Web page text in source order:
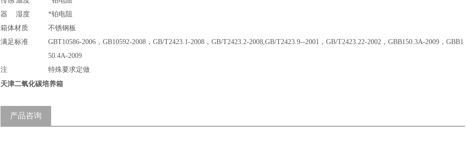
器
湿度
*铂电阻
箱体材质
不锈钢板
满足标准
GBT10586-2006，GB10592-2008，GB/T2423.1-2008，GB/T2423.2-2008,GB/T2423.9--2001，GB/T2423.22-2002，GBB150.3A-2009，GBB1
50.4A-2009
注
特殊要求定做
天津二氧化碳培养箱
产品咨询